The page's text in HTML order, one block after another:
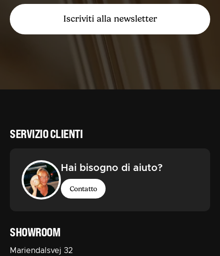
Iscriviti alla newsletter
SERVIZIO CLIENTI
Hai bisogno di aiuto?
Contatto
SHOWROOM
Mariendalsvej 32